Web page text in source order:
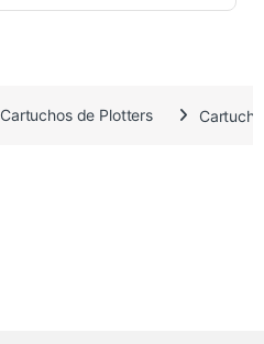
Cartuchos de Plotters